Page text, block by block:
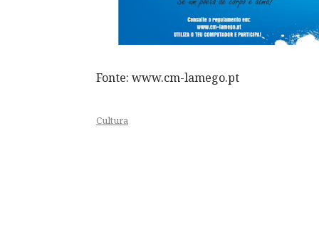
Fonte: www.cm-lamego.pt
Cultura